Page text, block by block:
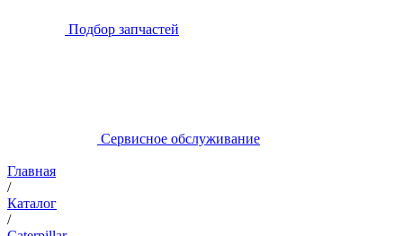
Подбор запчастей
Сервисное обслуживание
Главная
/
Каталог
/